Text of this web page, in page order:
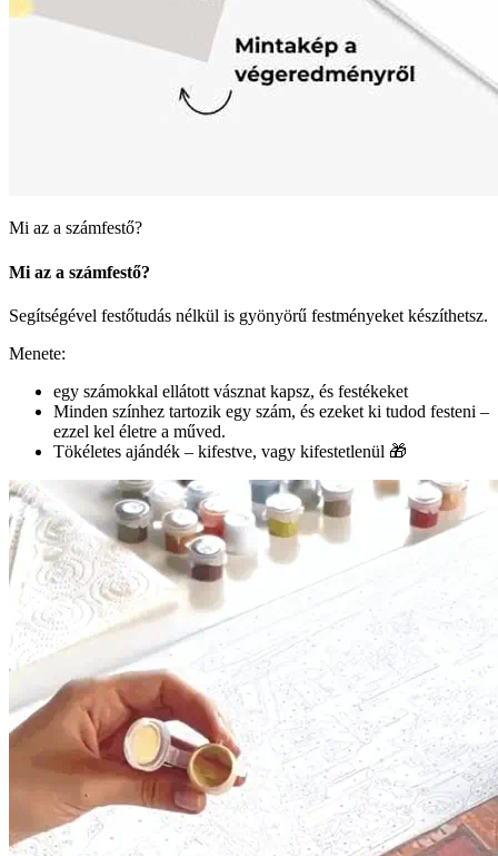
Mi az a számfestő?
Mi az a számfestő?
Segítségével festőtudás nélkül is gyönyörű festményeket készíthetsz.
Menete:
egy számokkal ellátott vásznat kapsz, és festékeket
Minden színhez tartozik egy szám, és ezeket ki tudod festeni –
ezzel kel életre a műved.
Tökéletes ajándék – kifestve, vagy kifestetlenül 🎁